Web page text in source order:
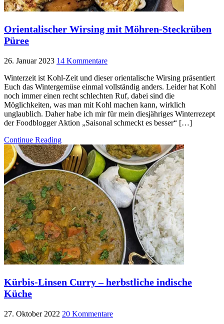
Orientalischer Wirsing mit Möhren-Steckrüben
Püree
26. Januar 2023 14 Kommentare
Winterzeit ist Kohl-Zeit und dieser orientalische Wirsing präsentiert
Euch das Wintergemüse einmal vollständig anders. Leider hat Kohl
noch immer einen recht schlechten Ruf, dabei sind die
Möglichkeiten, was man mit Kohl machen kann, wirklich
unglaublich. Daher habe ich mir für mein diesjähriges Winterrezept
der Foodblogger Aktion „Saisonal schmeckt es besser“ […]
Continue Reading
Kürbis-Linsen Curry – herbstliche indische
Küche
27. Oktober 2022 20 Kommentare